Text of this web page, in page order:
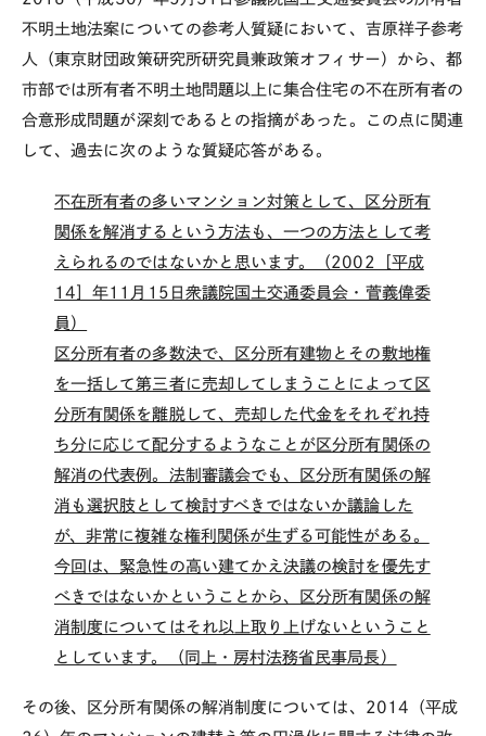
不明土地法案についての参考人質疑において、吉原祥子参考
人（東京財団政策研究所研究員兼政策オフィサー）から、都
市部では所有者不明土地問題以上に集合住宅の不在所有者の
合意形成問題が深刻であるとの指摘があった。この点に関連
して、過去に次のような質疑応答がある。
不在所有者の多いマンション対策として、区分所有
関係を解消するという方法も、一つの方法として考
えられるのではないかと思います。（2002［平成
14］年11月15日衆議院国土交通委員会・菅義偉委
員）
区分所有者の多数決で、区分所有建物とその敷地権
を一括して第三者に売却してしまうことによって区
分所有関係を離脱して、売却した代金をそれぞれ持
ち分に応じて配分するようなことが区分所有関係の
解消の代表例。法制審議会でも、区分所有関係の解
消も選択肢として検討すべきではないか議論した
が、非常に複雑な権利関係が生ずる可能性がある。
今回は、緊急性の高い建てかえ決議の検討を優先す
べきではないかということから、区分所有関係の解
消制度についてはそれ以上取り上げないということ
としています。（同上・房村法務省民事局長）
その後、区分所有関係の解消制度については、2014（平成